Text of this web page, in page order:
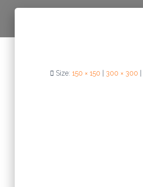
Size: 150 × 150 300 × 300